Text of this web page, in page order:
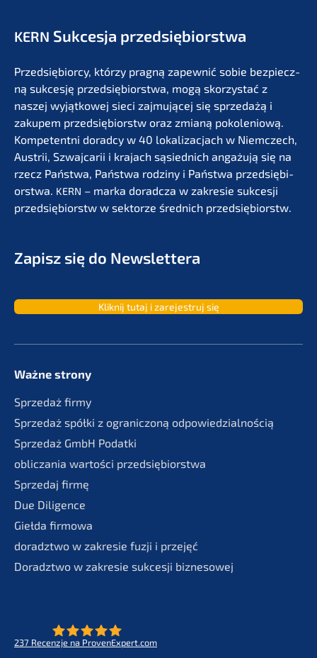
KERN Sukces­ja przedsiębiorstwa
Przedsię­bi­or­cy, którzy pragną zapew­nić sobie bezpiecz­
ną sukces­ję przedsię­bi­orst­wa, mogą skorzystać z
naszej wyjąt­ko­wej sieci zajmu­jącej się sprze­dażą i
zakupem przedsię­bi­orstw oraz zmianą pokolenio­wą.
Kompe­tent­ni dorad­cy w 40 lokali­zac­jach w Niemc­zech,
Austrii, Szwaj­ca­rii i krajach sąsied­nich angażu­ją się na
rzecz Państ­wa, Państ­wa rodzi­ny i Państ­wa przedsię­bi­
orst­wa. KERN – marka dorad­c­za w zakre­sie sukces­ji
przedsię­bi­orstw w sektor­ze średnich przedsiębiorstw.
Zapisz się do Newslettera
Kliknij tutaj i zarejes­truj się
Ważne strony
Sprze­daż firmy
Sprze­daż spółki z ogranic­zoną odpowiedzialnością
Sprze­daż GmbH Podatki
oblic­za­nia wartości przedsiębiorstwa
Sprze­daj firmę
Due Diligence
Giełda firmo­wa
doradzt­wo w zakre­sie fuzji i przejęć
Doradzt­wo w zakre­sie sukces­ji biznesowej
237 Recenz­je na ProvenExpert.com